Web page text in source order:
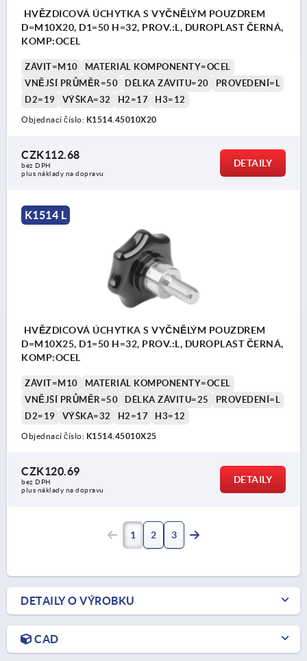
HVĚZDICOVÁ ÚCHYTKA S VYČNĚLÝM POUZDREM
D=M10X20, D1=50 H=32, PROV.:L, DUROPLAST ČERNÁ,
KOMP:OCEL
ZÁVIT=M10
MATERIÁL KOMPONENTY=OCEL
VNĚJŠÍ PRŮMĚR=50
DÉLKA ZÁVITU=20
PROVEDENÍ=L
D2=19
VÝŠKA=32 H2=17 H3=12
Objednací číslo: K1514.45010X20
CZK112.68
bez DPH
plus náklady na dopravu
DETAILY
K1514 L
HVĚZDICOVÁ ÚCHYTKA S VYČNĚLÝM POUZDREM
D=M10X25, D1=50 H=32, PROV.:L, DUROPLAST ČERNÁ,
KOMP:OCEL
ZÁVIT=M10
MATERIÁL KOMPONENTY=OCEL
VNĚJŠÍ PRŮMĚR=50
DÉLKA ZÁVITU=25
PROVEDENÍ=L
D2=19
VÝŠKA=32 H2=17 H3=12
Objednací číslo: K1514.45010X25
CZK120.69
bez DPH
plus náklady na dopravu
DETAILY
1 2 3
DETAILY O VÝROBKU
CAD